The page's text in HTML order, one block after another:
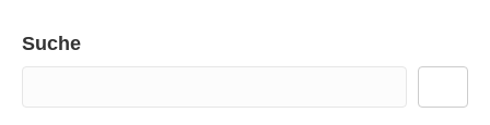
Suche